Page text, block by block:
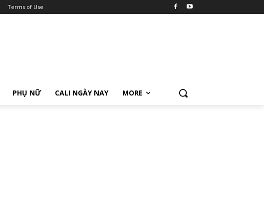
Terms of Use
PHỤ NỮ CALI NGÀY NAY MORE